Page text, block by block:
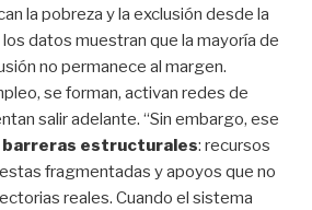
la pobreza y la exclusión desde la
datos muestran que la mayoría de
no permanece al margen.
se forman, activan redes de
salir adelante. “Sin embargo, ese
barreras estructurales: recursos
fragmentadas y apoyos que no
reales. Cuando el sistema